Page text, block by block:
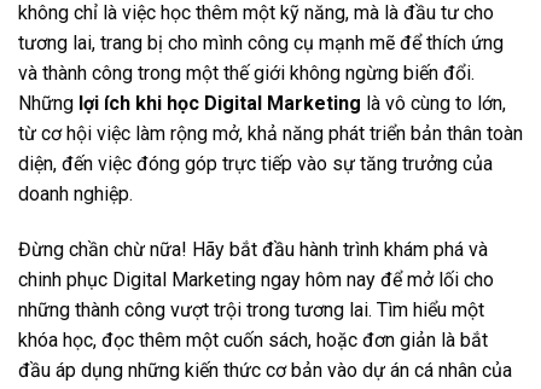
không chỉ là việc học thêm một kỹ năng, mà là đầu tư cho
tương lai, trang bị cho mình công cụ mạnh mẽ để thích ứng
và thành công trong một thế giới không ngừng biến đổi.
Những lợi ích khi học Digital Marketing là vô cùng to lớn,
từ cơ hội việc làm rộng mở, khả năng phát triển bản thân toàn
diện, đến việc đóng góp trực tiếp vào sự tăng trưởng của
doanh nghiệp.
Đừng chần chừ nữa! Hãy bắt đầu hành trình khám phá và
chinh phục Digital Marketing ngay hôm nay để mở lối cho
những thành công vượt trội trong tương lai. Tìm hiểu một
khóa học, đọc thêm một cuốn sách, hoặc đơn giản là bắt
đầu áp dụng những kiến thức cơ bản vào dự án cá nhân của